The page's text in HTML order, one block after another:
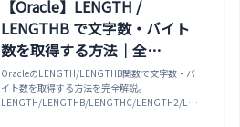
【Oracle】LENGTH /
LENGTHB で文字数・バイト
数を取得する方法｜全
LENGTH関数・VARCHAR2
BYTE/CHAR・VSIZE・NLS設
定まで解説
OracleのLENGTH/LENGTHB関数で文字数・バ
イト数を取得する方法を完全解説。
LENGTH/LENGTHB/LENGTHC/LENGTH2/LEN